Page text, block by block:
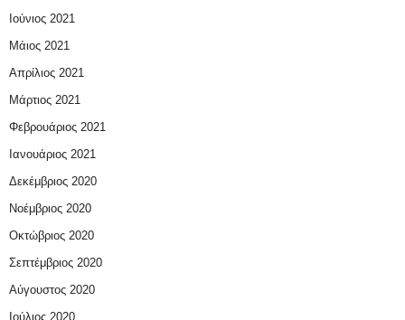
Ιούνιος 2021
Μάιος 2021
Απρίλιος 2021
Μάρτιος 2021
Φεβρουάριος 2021
Ιανουάριος 2021
Δεκέμβριος 2020
Νοέμβριος 2020
Οκτώβριος 2020
Σεπτέμβριος 2020
Αύγουστος 2020
Ιούλιος 2020